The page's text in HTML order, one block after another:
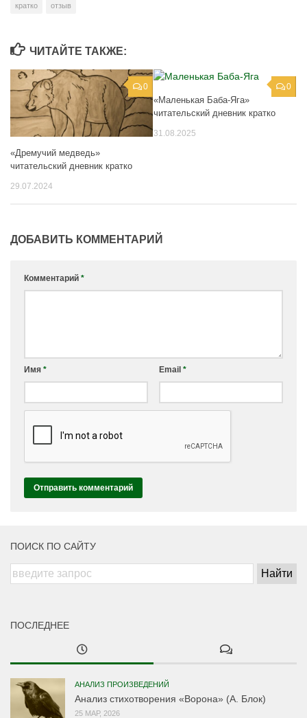
кратко отзыв
ЧИТАЙТЕ ТАКЖЕ:
0
«Дремучий медведь»
читательский дневник кратко
29.07.2024
0
«Маленькая Баба-Яга»
читательский дневник кратко
31.08.2025
ДОБАВИТЬ КОММЕНТАРИЙ
Комментарий *
Имя * Email *
ПОИСК ПО САЙТУ
ПОСЛЕДНЕЕ
АНАЛИЗ ПРОИЗВЕДЕНИЙ
Анализ стихотворения «Ворона» (А. Блок)
25 МАР, 2026